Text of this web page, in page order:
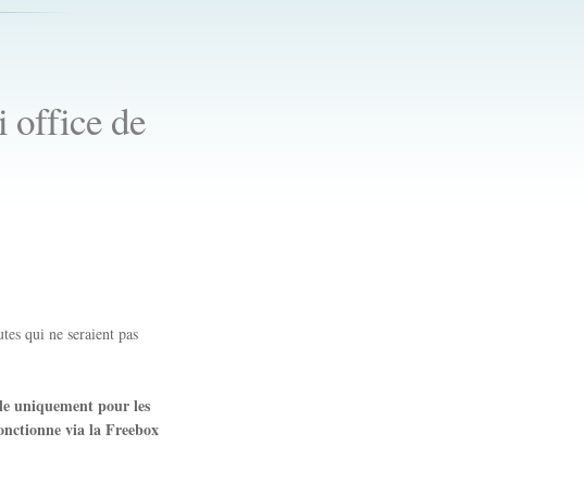
office de
qui ne seraient pas
uniquement pour les
via la Freebox